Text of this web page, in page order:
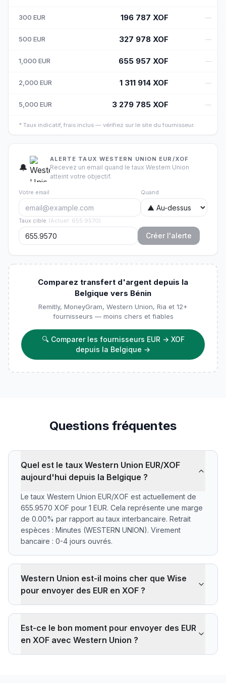
300 EUR 196 787 XOF —
500 EUR 327 978 XOF —
1,000 EUR 655 957 XOF —
2,000 EUR 1 311 914 XOF —
5,000 EUR 3 279 785 XOF —
* Taux indicatif, frais inclus — vérifiez sur le site du fournisseur.
🔔
ALERTE TAUX WESTERN UNION EUR/XOF
Recevez un email quand le taux Western Union
atteint votre objectif.
Votre email Quand
Taux cible (Actuel: 655.9570)
Créer l'alerte
Comparez transfert d'argent depuis la
Belgique vers Bénin
Remitly, MoneyGram, Western Union, Ria et 12+
fournisseurs — moins chers et fiables
🔍 Comparer les fournisseurs EUR → XOF
depuis la Belgique →
Questions fréquentes
Quel est le taux Western Union EUR/XOF
aujourd'hui depuis la Belgique ?
Le taux Western Union EUR/XOF est actuellement de
655.9570 XOF pour 1 EUR. Cela représente une marge
de 0.00% par rapport au taux interbancaire. Retrait
espèces : Minutes (WESTERN UNION). Virement
bancaire : 0-4 jours ouvrés.
Western Union est-il moins cher que Wise
pour envoyer des EUR en XOF ?
recevez 0 XOF de moins qu'au taux de référence.
Wise applique généralement une marge d'environ
0,40% (soit ~1312 XOF de moins sur 500 EUR).
Est-ce le bon moment pour envoyer des EUR
en XOF avec Western Union ?